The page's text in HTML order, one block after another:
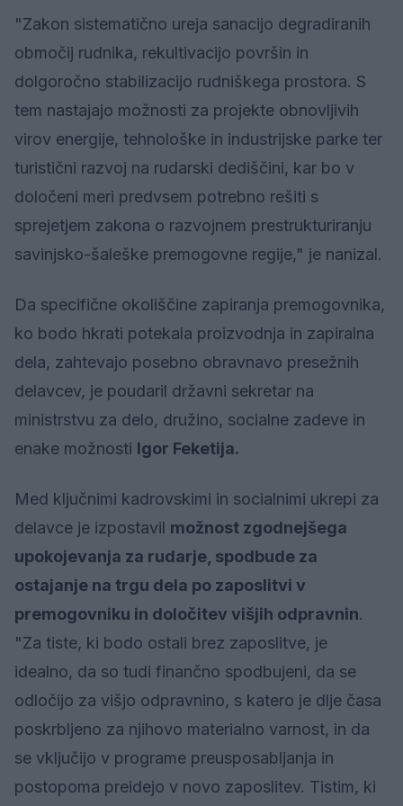
"Zakon sistematično ureja sanacijo degradiranih
območij rudnika, rekultivacijo površin in
dolgoročno stabilizacijo rudniškega prostora. S
tem nastajajo možnosti za projekte obnovljivih
virov energije, tehnološke in industrijske parke ter
turistični razvoj na rudarski dediščini, kar bo v
določeni meri predvsem potrebno rešiti s
sprejetjem zakona o razvojnem prestrukturiranju
savinjsko-šaleške premogovne regije," je nanizal.
Da specifične okoliščine zapiranja premogovnika,
ko bodo hkrati potekala proizvodnja in zapiralna
dela, zahtevajo posebno obravnavo presežnih
delavcev, je poudaril državni sekretar na
ministrstvu za delo, družino, socialne zadeve in
enake možnosti Igor Feketija.
Med ključnimi kadrovskimi in socialnimi ukrepi za
delavce je izpostavil možnost zgodnejšega
upokojevanja za rudarje, spodbude za
ostajanje na trgu dela po zaposlitvi v
premogovniku in določitev višjih odpravnin.
"Za tiste, ki bodo ostali brez zaposlitve, je
idealno, da so tudi finančno spodbujeni, da se
odločijo za višjo odpravnino, s katero je dlje časa
poskrbljeno za njihovo materialno varnost, in da
se vključijo v programe preusposabljanja in
postopoma preidejo v novo zaposlitev. Tistim, ki